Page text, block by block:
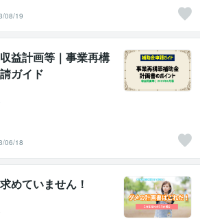
08/19
益計画等｜事業再構
ガイド
06/18
めていません！